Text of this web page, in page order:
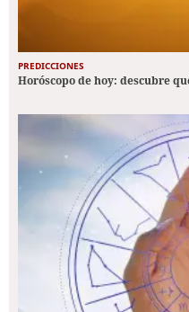
PREDICCIONES
Horóscopo de hoy: descubre